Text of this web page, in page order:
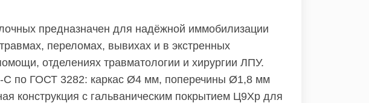
предназначен для надёжной иммобилизации
переломах, вывихах и в экстренных
отделениях травматологии и хирургии ЛПУ.
по ГОСТ 3282: каркас Ø4 мм, поперечины Ø1,8 мм
конструкция с гальваническим покрытием Ц9Хр для